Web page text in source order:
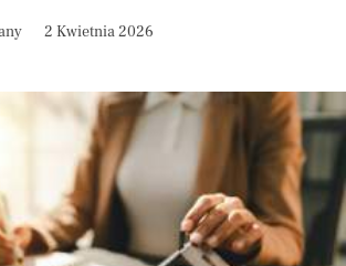
2 Kwietnia 2026